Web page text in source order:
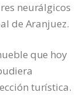
neurálgicos
de Aranjuez.
que hoy
turística.